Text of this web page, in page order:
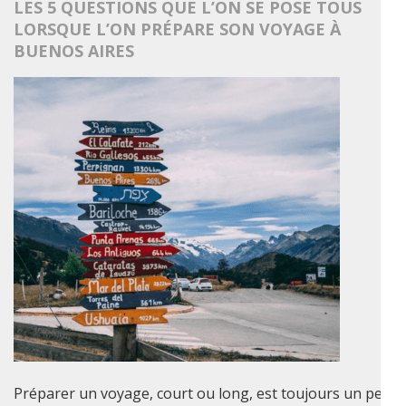
LES 5 QUESTIONS QUE L’ON SE POSE TOUS
LORSQUE L’ON PRÉPARE SON VOYAGE À
BUENOS AIRES
Préparer un voyage, court ou long, est toujours un peu